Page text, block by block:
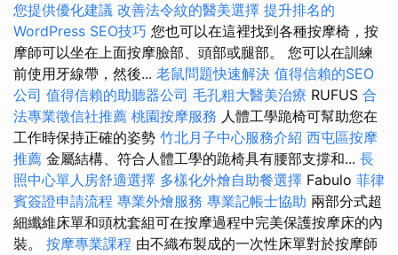
您提供優化建議 改善法令紋的醫美選擇 提升排名的
WordPress SEO技巧 您也可以在這裡找到各種按摩椅，按
摩師可以坐在上面按摩臉部、頭部或腿部。 您可以在訓練
前使用牙線帶，然後... 老鼠問題快速解決 值得信賴的SEO
公司 值得信賴的助聽器公司 毛孔粗大醫美治療 RUFUS 合
法專業徵信社推薦 桃園按摩服務 人體工學跪椅可幫助您在
工作時保持正確的姿勢 竹北月子中心服務介紹 西屯區按摩
推薦 金屬結構、符合人體工學的跪椅具有腰部支撐和... 長
照中心單人房舒適選擇 多樣化外燴自助餐選擇 Fabulo 菲律
賓簽證申請流程 專業外燴服務 專業記帳士協助 兩部分式超
細纖維床單和頭枕套組可在按摩過程中完美保護按摩床的內
裝。 按摩專業課程 由不織布製成的一次性床單對於按摩師